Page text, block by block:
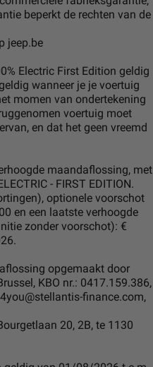
beperkt de rechten van de
jeep.be
Electric First Edition geldig
wanneer je je voertuig
momen van ondertekening
voertuig moet
en dat het geen vreemd
maandaflossing, met
- FIRST EDITION.
optionele voorschot
en een laatste verhoogde
zonder voorschot): €
opgemaakt door
KBO nr.: 0417.159.386,
finance.com,
20, 2B, te 1130